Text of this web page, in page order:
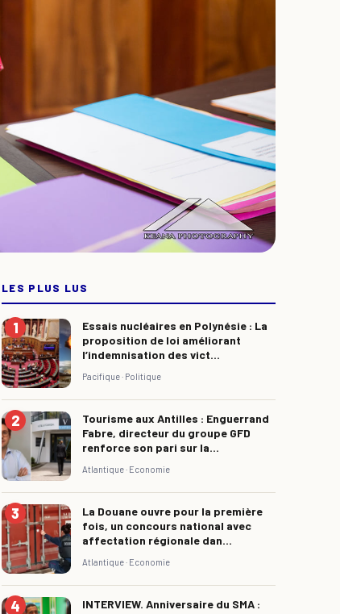
LES PLUS LUS
Essais nucléaires en Polynésie : La
proposition de loi améliorant
l’indemnisation des vict...
Pacifique · Politique
Tourisme aux Antilles : Enguerrand
Fabre, directeur du groupe GFD
renforce son pari sur la...
Atlantique · Economie
La Douane ouvre pour la première
fois, un concours national avec
affectation régionale dan...
Atlantique · Economie
INTERVIEW. Anniversaire du SMA :